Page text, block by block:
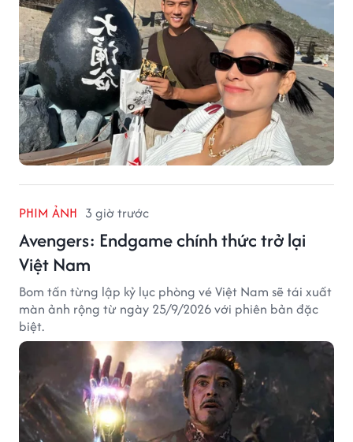
PHIM ẢNH 3 giờ trước
Avengers: Endgame chính thức trở lại
Việt Nam
Bom tấn từng lập kỷ lục phòng vé Việt Nam sẽ tái xuất
màn ảnh rộng từ ngày 25/9/2026 với phiên bản đặc
biệt.